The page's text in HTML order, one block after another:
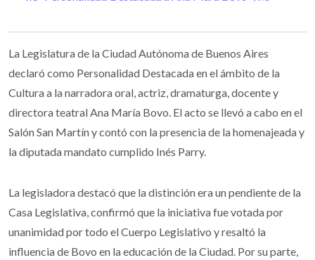
La Legislatura de la Ciudad Autónoma de Buenos Aires
declaró como Personalidad Destacada en el ámbito de la
Cultura a la narradora oral, actriz, dramaturga, docente y
directora teatral Ana María Bovo. El acto se llevó a cabo en el
Salón San Martín y contó con la presencia de la homenajeada y
la diputada mandato cumplido Inés Parry.
La legisladora destacó que la distinción era un pendiente de la
Casa Legislativa, confirmó que la iniciativa fue votada por
unanimidad por todo el Cuerpo Legislativo y resaltó la
influencia de Bovo en la educación de la Ciudad. Por su parte,